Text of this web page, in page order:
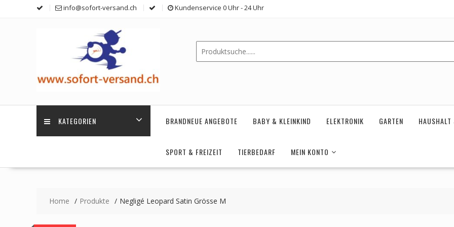
info@sofort-versand.ch Kundenservice 0 Uhr - 24 Uhr
KATEGORIEN BRANDNEUE ANGEBOTE BABY & KLEINKIND ELEKTRONIK GARTEN HAUSHALT
SPORT & FREIZEIT TIERBEDARF MEIN KONTO
Home Produkte Negligé Leopard Satin Grösse M